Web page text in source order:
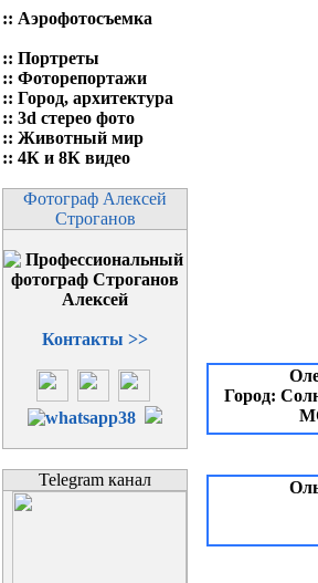
:: Аэрофотосъемка
:: Портреты
:: Фоторепортажи
:: Город, архитектура
:: 3d стерео фото
:: Животный мир
:: 4К и 8К видео
Фотограф Алексей
Строганов
Контакты >>
Telegram канал
Город: